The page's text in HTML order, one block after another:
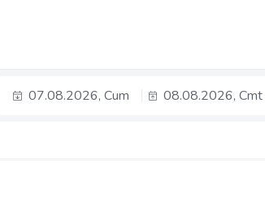
07.08.2026, Cum 08.08.2026, Cmt